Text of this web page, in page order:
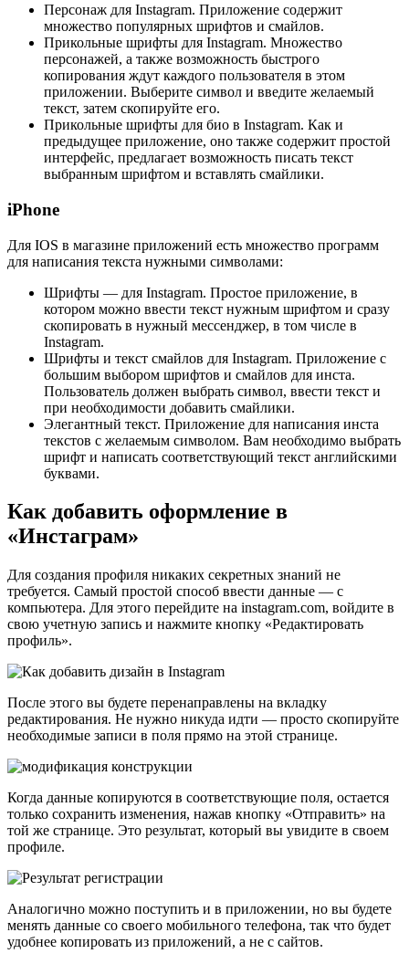
Персонаж для Instagram. Приложение содержит
множество популярных шрифтов и смайлов.
Прикольные шрифты для Instagram. Множество
персонажей, а также возможность быстрого
копирования ждут каждого пользователя в этом
приложении. Выберите символ и введите желаемый
текст, затем скопируйте его.
Прикольные шрифты для био в Instagram. Как и
предыдущее приложение, оно также содержит простой
интерфейс, предлагает возможность писать текст
выбранным шрифтом и вставлять смайлики.
iPhone
Для IOS в магазине приложений есть множество программ
для написания текста нужными символами:
Шрифты — для Instagram. Простое приложение, в
котором можно ввести текст нужным шрифтом и сразу
скопировать в нужный мессенджер, в том числе в
Instagram.
Шрифты и текст смайлов для Instagram. Приложение с
большим выбором шрифтов и смайлов для инста.
Пользователь должен выбрать символ, ввести текст и
при необходимости добавить смайлики.
Элегантный текст. Приложение для написания инста
текстов с желаемым символом. Вам необходимо выбрать
шрифт и написать соответствующий текст английскими
буквами.
Как добавить оформление в
«Инстаграм»
Для создания профиля никаких секретных знаний не
требуется. Самый простой способ ввести данные — с
компьютера. Для этого перейдите на instagram.com, войдите в
свою учетную запись и нажмите кнопку «Редактировать
профиль».
После этого вы будете перенаправлены на вкладку
редактирования. Не нужно никуда идти — просто скопируйте
необходимые записи в поля прямо на этой странице.
Когда данные копируются в соответствующие поля, остается
только сохранить изменения, нажав кнопку «Отправить» на
той же странице. Это результат, который вы увидите в своем
профиле.
Аналогично можно поступить и в приложении, но вы будете
менять данные со своего мобильного телефона, так что будет
удобнее копировать из приложений, а не с сайтов.